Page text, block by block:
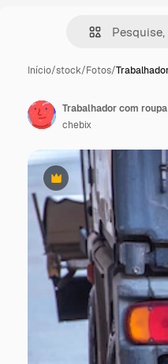
Início/stock/Fotos/
Premium
chebix